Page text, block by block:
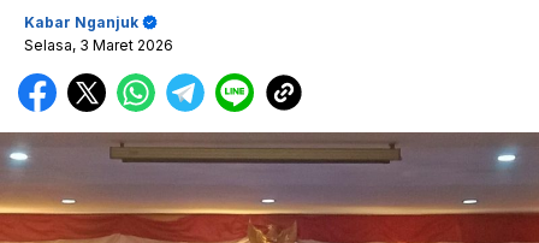
Kabar Nganjuk
Selasa, 3 Maret 2026